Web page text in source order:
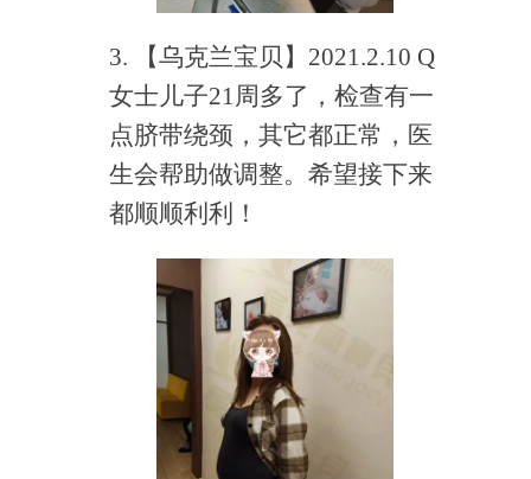
3. 【乌克兰宝贝】2021.2.10 Q
女士儿子21周多了，检查有一
点脐带绕颈，其它都正常，医
生会帮助做调整。希望接下来
都顺顺利利！